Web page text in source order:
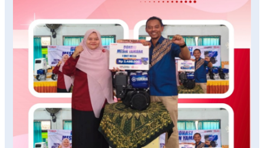
Nganjuk
Terima
Donasi
Yamaha
Indonesia
Motor